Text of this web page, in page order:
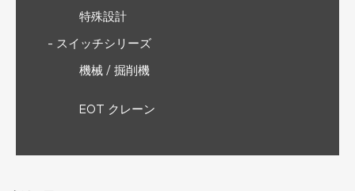
特殊設計
- スイッチシリーズ
機械 / 掘削機
EOT クレーン